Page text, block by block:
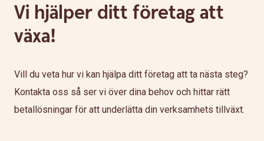
Vi hjälper ditt företag att
växa!
Vill du veta hur vi kan hjälpa ditt företag att ta nästa steg?
Kontakta oss så ser vi över dina behov och hittar rätt
betallösningar för att underlätta din verksamhets tillväxt.